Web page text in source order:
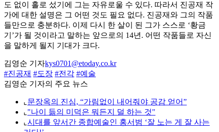
도 없이 홀로 섰기에 그는 자유로울 수 있다. 따라서 진공재 작
가에 대한 설명은 그 어떤 것도 필요 없다. 진공재와 그의 작품
들만으로 충분하다. 이제 다시 한 살이 된 그가 스스로 ‘황금
기’가 될 것이라고 말하는 앞으로의 14년. 어떤 작품들로 자신
을 말하게 될지 기대가 크다.
김영순 기자kys0701@etoday.co.kr
#진공재 #도장 #전각 #예술
김영순 기자의 주요 뉴스
⌞ 문장옥의 진심, “가림없이 내어줘야 공감 얻어”
⌞ "나이 듦의 미덕은 뭐든지 덜 하는 것"
⌞ 시대를 앞서간 종합예술인 홍서범 ‘잘 노는 게 잘 사는